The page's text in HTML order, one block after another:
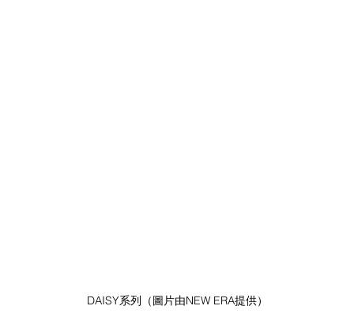
DAISY系列（圖片由NEW ERA提供）